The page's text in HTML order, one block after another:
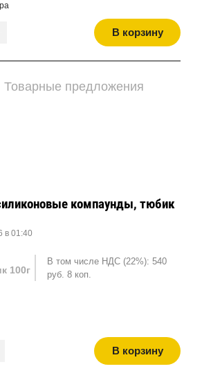
В корзину
| Товарные предложения
компаунды, тюбик
в 01:40
100г
В том числе НДС (22%): 540
руб. 8 коп.
В корзину